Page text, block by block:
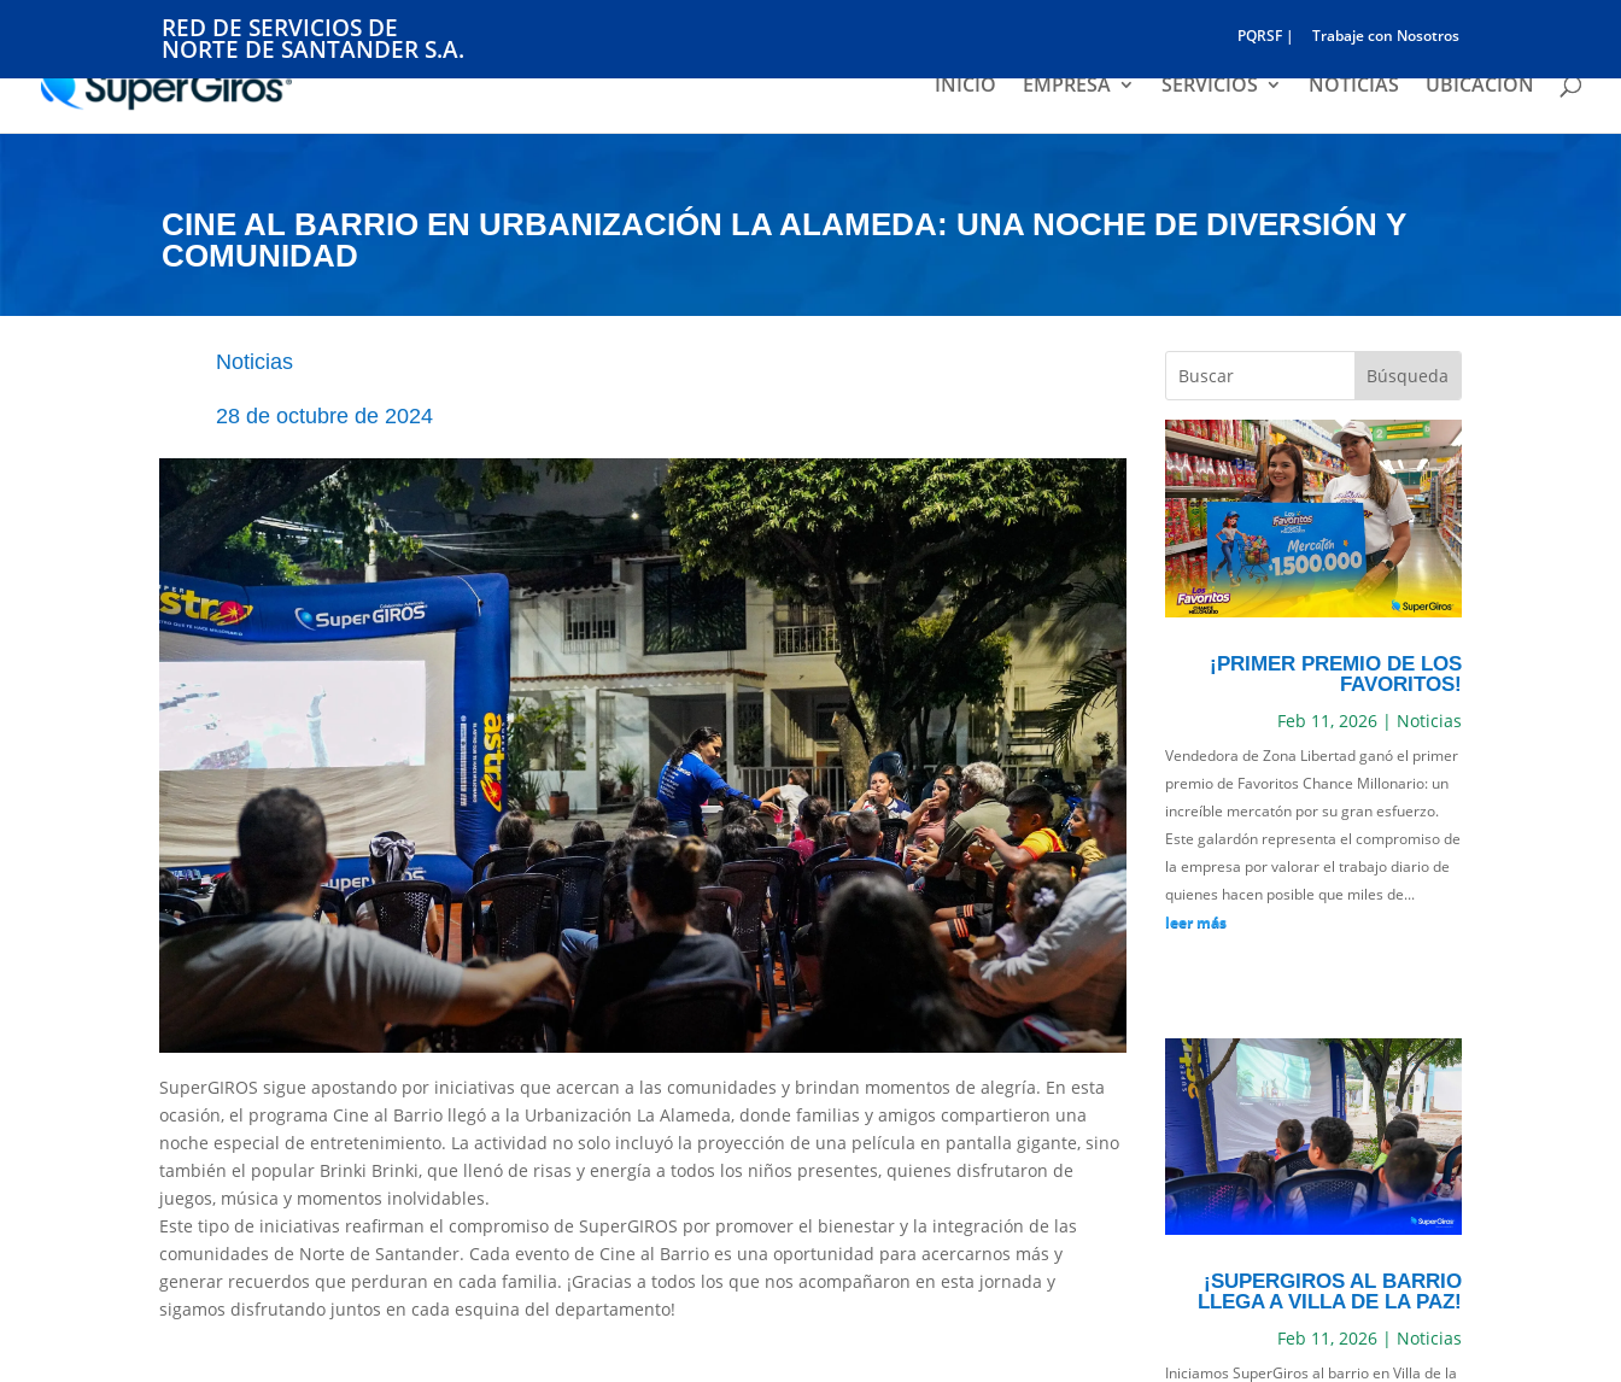
RED DE SERVICIOS DE
NORTE DE SANTANDER S.A. PQRSF | Trabaje con Nosotros
INICIO EMPRESA SERVICIOS NOTICIAS UBICACIÓN
CINE AL BARRIO EN URBANIZACIÓN LA ALAMEDA: UNA NOCHE DE DIVERSIÓN Y
COMUNIDAD
Noticias
28 de octubre de 2024
SuperGIROS sigue apostando por iniciativas que acercan a las comunidades y brindan momentos de alegría. En esta
ocasión, el programa Cine al Barrio llegó a la Urbanización La Alameda, donde familias y amigos compartieron una
noche especial de entretenimiento. La actividad no solo incluyó la proyección de una película en pantalla gigante, sino
también el popular Brinki Brinki, que llenó de risas y energía a todos los niños presentes, quienes disfrutaron de
juegos, música y momentos inolvidables.
Este tipo de iniciativas reafirman el compromiso de SuperGIROS por promover el bienestar y la integración de las
comunidades de Norte de Santander. Cada evento de Cine al Barrio es una oportunidad para acercarnos más y
generar recuerdos que perduran en cada familia. ¡Gracias a todos los que nos acompañaron en esta jornada y
sigamos disfrutando juntos en cada esquina del departamento!
¡PRIMER PREMIO DE LOS
FAVORITOS!
Feb 11, 2026| Noticias
Vendedora de Zona Libertad ganó el primer
premio de Favoritos Chance Millonario: un
increíble mercatón por su gran esfuerzo.
Este galardón representa el compromiso de
la empresa por valorar el trabajo diario de
quienes hacen posible que miles de...
leer más
¡SUPERGIROS AL BARRIO
LLEGA A VILLA DE LA PAZ!
Feb 11, 2026| Noticias
Iniciamos SuperGiros al barrio en Villa de la